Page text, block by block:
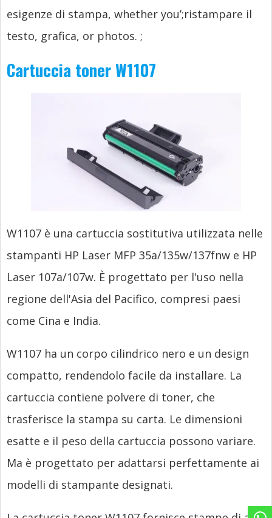
esigenze di stampa, whether you’;ristampare il
testo, grafica, or photos. ;
Cartuccia toner W1107
W1107 è una cartuccia sostitutiva utilizzata nelle
stampanti HP Laser MFP 35a/135w/137fnw e HP
Laser 107a/107w. È progettato per l'uso nella
regione dell'Asia del Pacifico, compresi paesi
come Cina e India.
W1107 ha un corpo cilindrico nero e un design
compatto, rendendolo facile da installare. La
cartuccia contiene polvere di toner, che
trasferisce la stampa su carta. Le dimensioni
esatte e il peso della cartuccia possono variare.
Ma è progettato per adattarsi perfettamente ai
modelli di stampante designati.